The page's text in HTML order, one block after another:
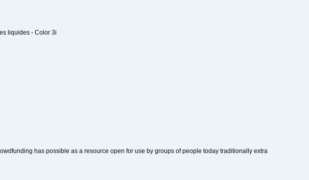
liquides - Color 3i
has possible as a resource open for use by groups of people today traditionally extra